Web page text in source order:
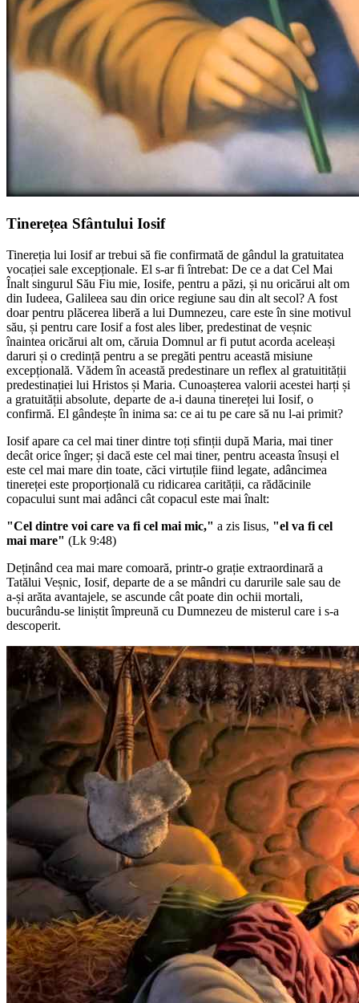
Tinerețea Sfântului Iosif
Tinereția lui Iosif ar trebui să fie confirmată de gândul la gratuitatea
vocației sale excepționale. El s-ar fi întrebat: De ce a dat Cel Mai
Înalt singurul Său Fiu mie, Iosife, pentru a păzi, și nu oricărui alt om
din Iudeea, Galileea sau din orice regiune sau din alt secol? A fost
doar pentru plăcerea liberă a lui Dumnezeu, care este în sine motivul
său, și pentru care Iosif a fost ales liber, predestinat de veșnic
înaintea oricărui alt om, căruia Domnul ar fi putut acorda aceleași
daruri și o credință pentru a se pregăti pentru această misiune
excepțională. Vădem în această predestinare un reflex al gratuitității
predestinației lui Hristos și Maria. Cunoașterea valorii acestei harți și
a gratuității absolute, departe de a-i dauna tinereței lui Iosif, o
confirmă. El gândește în inima sa: ce ai tu pe care să nu l-ai primit?
Iosif apare ca cel mai tiner dintre toți sfinții după Maria, mai tiner
decât orice înger; și dacă este cel mai tiner, pentru aceasta însuși el
este cel mai mare din toate, căci virtuțile fiind legate, adâncimea
tinereței este proporțională cu ridicarea carității, ca rădăcinile
copacului sunt mai adânci cât copacul este mai înalt:
"Cel dintre voi care va fi cel mai mic," a zis Iisus, "el va fi cel
mai mare" (Lk 9:48)
Deținând cea mai mare comoară, printr-o grație extraordinară a
Tatălui Veșnic, Iosif, departe de a se mândri cu darurile sale sau de
a-și arăta avantajele, se ascunde cât poate din ochii mortali,
bucurându-se liniștit împreună cu Dumnezeu de misterul care i s-a
descoperit.